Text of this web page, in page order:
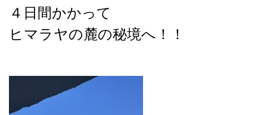
４日間かかって
ヒマラヤの麓の秘境へ！！